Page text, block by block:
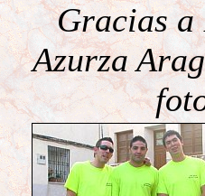
Gracias a
Azurza